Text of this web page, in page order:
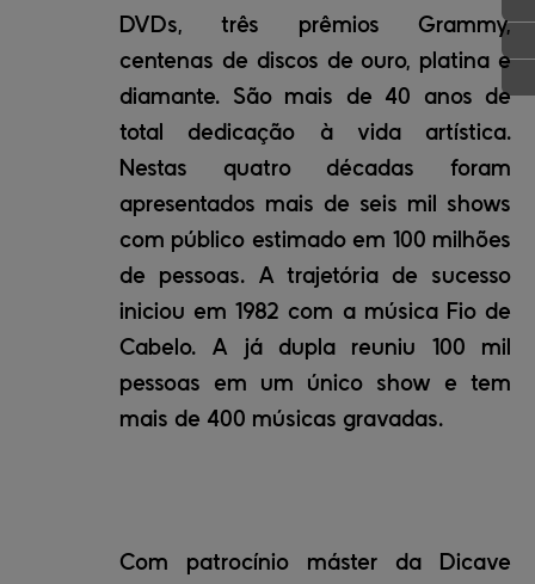
DVDs, três prêmios Grammy,
centenas de discos de ouro, platina e
diamante. São mais de 40 anos de
total dedicação à vida artística.
Nestas quatro décadas foram
apresentados mais de seis mil shows
com público estimado em 100 milhões
de pessoas. A trajetória de sucesso
iniciou em 1982 com a música Fio de
Cabelo. A já dupla reuniu 100 mil
pessoas em um único show e tem
mais de 400 músicas gravadas.
Com patrocínio máster da Dicave